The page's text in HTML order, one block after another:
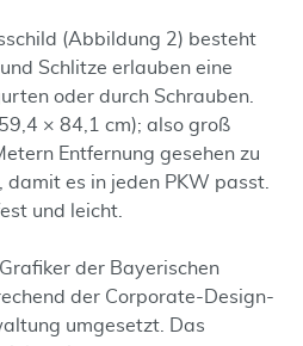
(Abbildung 2) besteht
Schlitze erlauben eine
oder durch Schrauben.
× 84,1 cm); also groß
Entfernung gesehen zu
es in jeden PKW passt.
und leicht.
der Bayerischen
der Corporate-Design-
umgesetzt. Das